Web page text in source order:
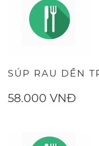
SÚP RAU DỀN
58.000 VNĐ